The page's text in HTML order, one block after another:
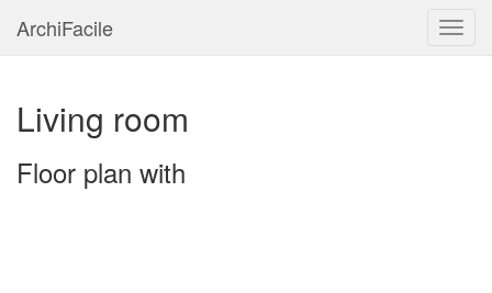
ArchiFacile
Living room
Floor plan with